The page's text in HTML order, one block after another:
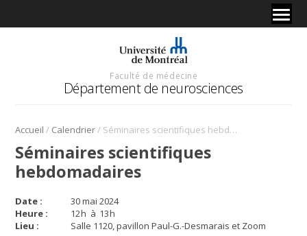
Faculté de médecine
Département de neurosciences
Accueil / Calendrier/ Séminaires scientifiques hebdomadaires
Séminaires scientifiques
hebdomadaires
Date :
30 mai 2024
Heure :
12h à 13h
Lieu :
Salle 1120, pavillon Paul-G.-Desmarais et Zoom